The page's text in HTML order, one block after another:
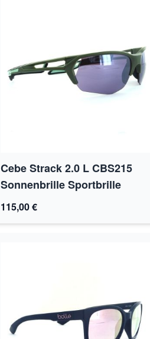
Cebe Strack 2.0 L CBS215
Sonnenbrille Sportbrille
115,00 €